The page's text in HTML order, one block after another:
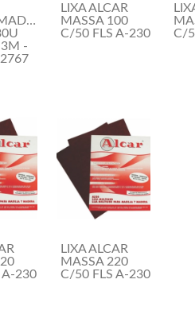
-
LIXA ALCAR
MASSA 100
C/50 FLS A-230
C/
A-230
LIXA ALCAR
MASSA 220
C/50 FLS A-230